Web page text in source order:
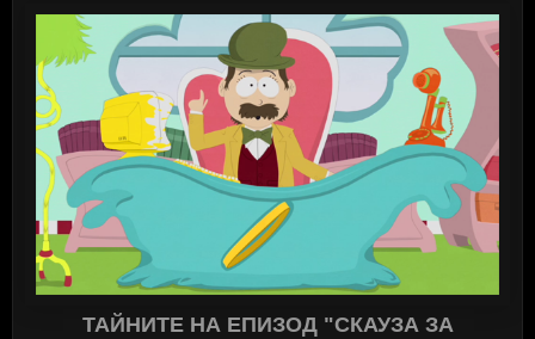
ТАЙНИТЕ НА ЕПИЗОД "СКАУЗА ЗА